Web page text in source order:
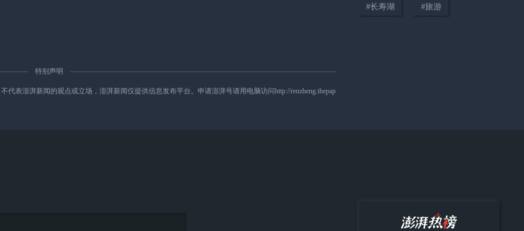
特别声明
表澎湃新闻的观点或立场，澎湃新闻仅提供信息发布平台。申请澎湃号请用电脑访问http://renzheng.thepap
#长寿湖 #旅游